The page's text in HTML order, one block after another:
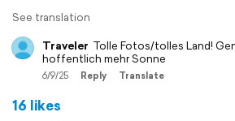
See translation
Traveler Tolle Fotos/tolles Land!
hoffentlich mehr Sonne
6/9/25 Reply Translate
16 likes